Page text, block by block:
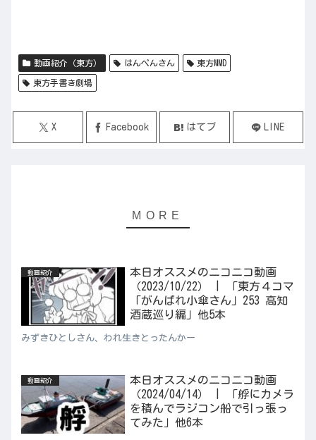
動画紹介（東方） はんぺんさん 東方MMD
東方手書き劇場
X Facebook はてブ LINE
動画紹介
本日オススメのニコニコ動画
（2023/10/22） | 「東方４コマ
「がんばれ小傘さん」253 高知
酒蔵巡り編」他5本
みずきひとしさん、われ生きとったんかー
動画紹介
本日オススメのニコニコ動画
（2024/04/14） | 「艀にカメラ
を積んでラジコン船で引っ張っ
てみた」他6本